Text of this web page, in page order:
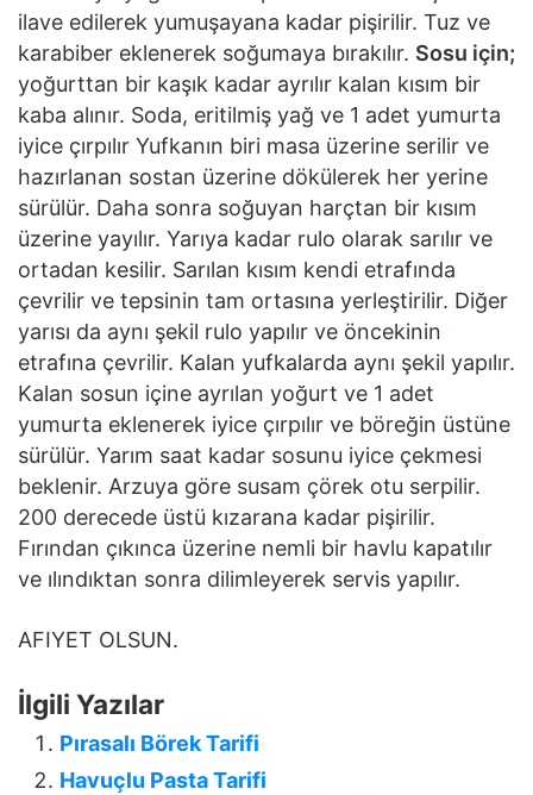
ilave edilerek yumuşayana kadar pişirilir. Tuz ve
karabiber eklenerek soğumaya bırakılır. Sosu için;
yoğurttan bir kaşık kadar ayrılır kalan kısım bir
kaba alınır. Soda, eritilmiş yağ ve 1 adet yumurta
iyice çırpılır Yufkanın biri masa üzerine serilir ve
hazırlanan sostan üzerine dökülerek her yerine
sürülür. Daha sonra soğuyan harçtan bir kısım
üzerine yayılır. Yarıya kadar rulo olarak sarılır ve
ortadan kesilir. Sarılan kısım kendi etrafında
çevrilir ve tepsinin tam ortasına yerleştirilir. Diğer
yarısı da aynı şekil rulo yapılır ve öncekinin
etrafına çevrilir. Kalan yufkalarda aynı şekil yapılır.
Kalan sosun içine ayrılan yoğurt ve 1 adet
yumurta eklenerek iyice çırpılır ve böreğin üstüne
sürülür. Yarım saat kadar sosunu iyice çekmesi
beklenir. Arzuya göre susam çörek otu serpilir.
200 derecede üstü kızarana kadar pişirilir.
Fırından çıkınca üzerine nemli bir havlu kapatılır
ve ılındıktan sonra dilimleyerek servis yapılır.
AFIYET OLSUN.
İlgili Yazılar
Pırasalı Börek Tarifi
Havuçlu Pasta Tarifi